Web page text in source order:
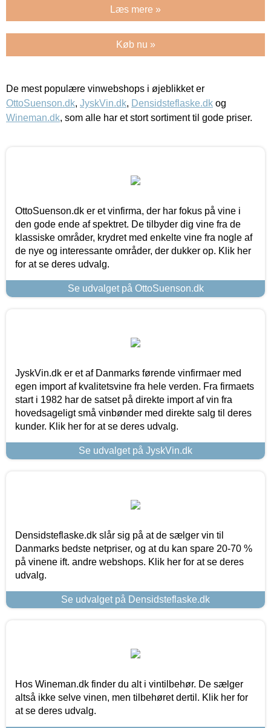
Læs mere »
Køb nu »
De mest populære vinwebshops i øjeblikket er
OttoSuenson.dk, JyskVin.dk, Densidsteflaske.dk og
Wineman.dk, som alle har et stort sortiment til gode priser.
OttoSuenson.dk er et vinfirma, der har fokus på vine i
den gode ende af spektret. De tilbyder dig vine fra de
klassiske områder, krydret med enkelte vine fra nogle af
de nye og interessante områder, der dukker op. Klik her
for at se deres udvalg.
Se udvalget på OttoSuenson.dk
JyskVin.dk er et af Danmarks førende vinfirmaer med
egen import af kvalitetsvine fra hele verden. Fra firmaets
start i 1982 har de satset på direkte import af vin fra
hovedsageligt små vinbønder med direkte salg til deres
kunder. Klik her for at se deres udvalg.
Se udvalget på JyskVin.dk
Densidsteflaske.dk slår sig på at de sælger vin til
Danmarks bedste netpriser, og at du kan spare 20-70 %
på vinene ift. andre webshops. Klik her for at se deres
udvalg.
Se udvalget på Densidsteflaske.dk
Hos Wineman.dk finder du alt i vintilbehør. De sælger
altså ikke selve vinen, men tilbehøret dertil. Klik her for
at se deres udvalg.